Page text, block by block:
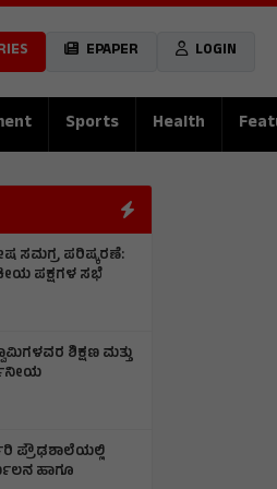
EPAPER LOGIN
Sports Health
ಸಮಗ್ರ ಪರಿಷ್ಕರಣೆ:
ಪಕ್ಷಗಳ ಸಭೆ
ಶಿಕ್ಷಣ ಮತ್ತು
ಪ್ರೌಢಶಾಲೆಯಲ್ಲಿ
ಹಾಗೂ